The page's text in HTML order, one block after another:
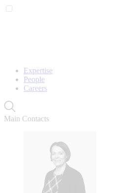
Expertise
People
Careers
Main Contacts